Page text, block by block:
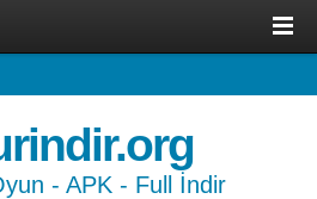
- APK - Full İndir